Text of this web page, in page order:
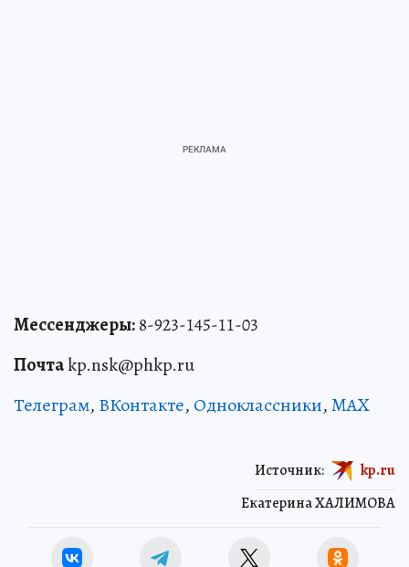
Мессенджеры:8-923-145-11-03
Почтаkp.nsk@phkp.ru
Телеграм, ВКонтакте, Одноклассники,MAX
Екатерина ХАЛИМОВА
Источник: kp.ru